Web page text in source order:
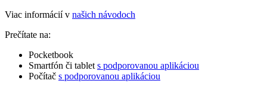
Viac informácií v našich návodoch
Prečítate na:
Pocketbook
Smartfón či tablet s podporovanou aplikáciou
Počítač s podporovanou aplikáciou